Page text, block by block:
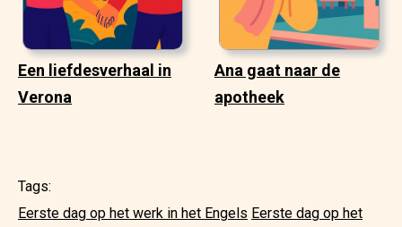
Een liefdesverhaal in
Verona
Ana gaat naar de
apotheek
Tags:
Eerste dag op het werk in het Engels Eerste dag op het